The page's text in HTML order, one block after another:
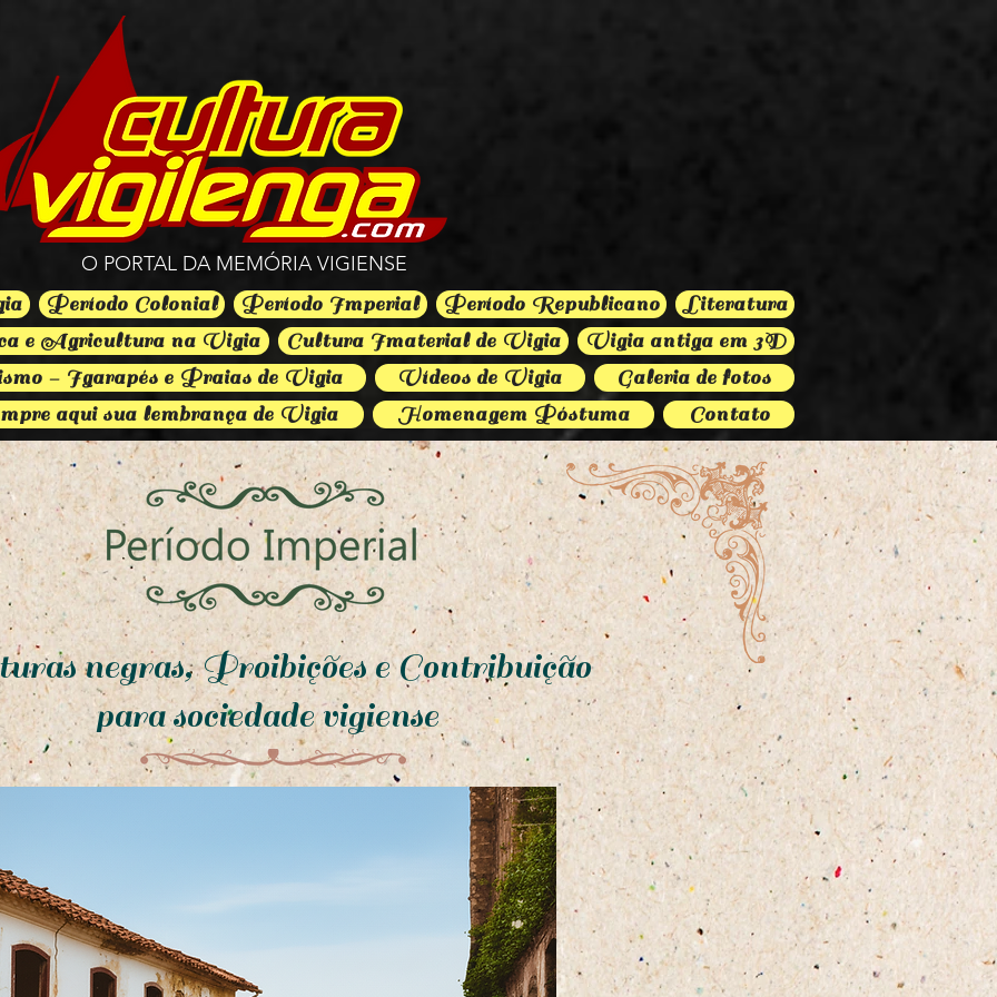
O PORTAL DA MEMÓRIA VIGIENSE
Período Colonial Período Imperial Período Republicano
Literatura
e Agricultura na Vigia
Cultura Imaterial de Vigia
Vigia antiga em 3D
- Igarapés e Praias de Vigia
Vídeos de Vigia
Galeria de fotos
aqui sua lembrança de Vigia
Homenagem Póstuma Contato
negras, Proibições e Contribuição
para sociedade vigiense